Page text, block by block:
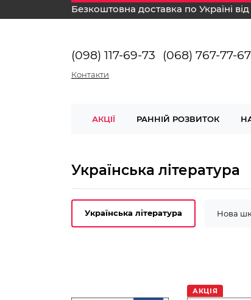
Безкоштовна доставка по Україні
(098) 117-69-73 (068) 767-77-67
Контакти
АКЦІЇ РАННІЙ РОЗВИТОК
Українська література
Нова
Українська література
АКЦІЯ